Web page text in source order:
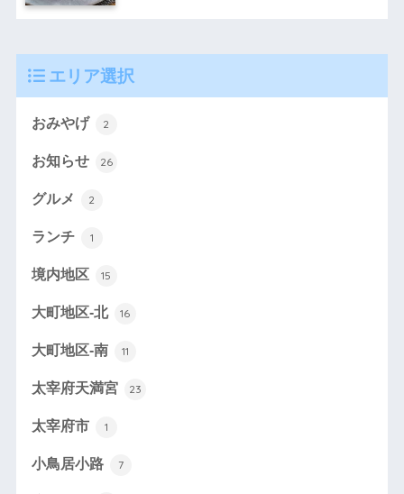
エリア選択
おみやげ 2
お知らせ 26
グルメ 2
ランチ 1
境内地区 15
大町地区-北 16
大町地区-南 11
太宰府天満宮 23
太宰府市 1
小鳥居小路 7